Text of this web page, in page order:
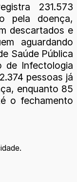
231.573
pela doença,
descartados e
aguardando
Saúde Pública
de Infectologia
pessoas já
enquanto 85
o fechamento